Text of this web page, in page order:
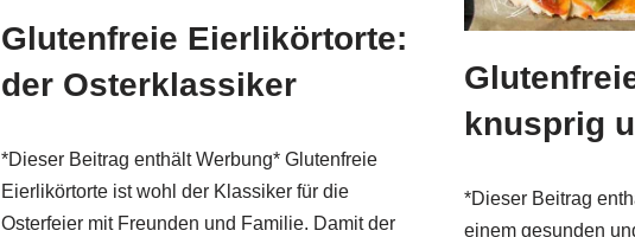
Glutenfreie Eierlikörtorte:
der Osterklassiker
*Dieser Beitrag enthält Werbung* Glutenfreie
Eierlikörtorte ist wohl der Klassiker für die
Osterfeier mit Freunden und Familie. Damit der
knusprig
*Dieser Beitrag
einem gesunden